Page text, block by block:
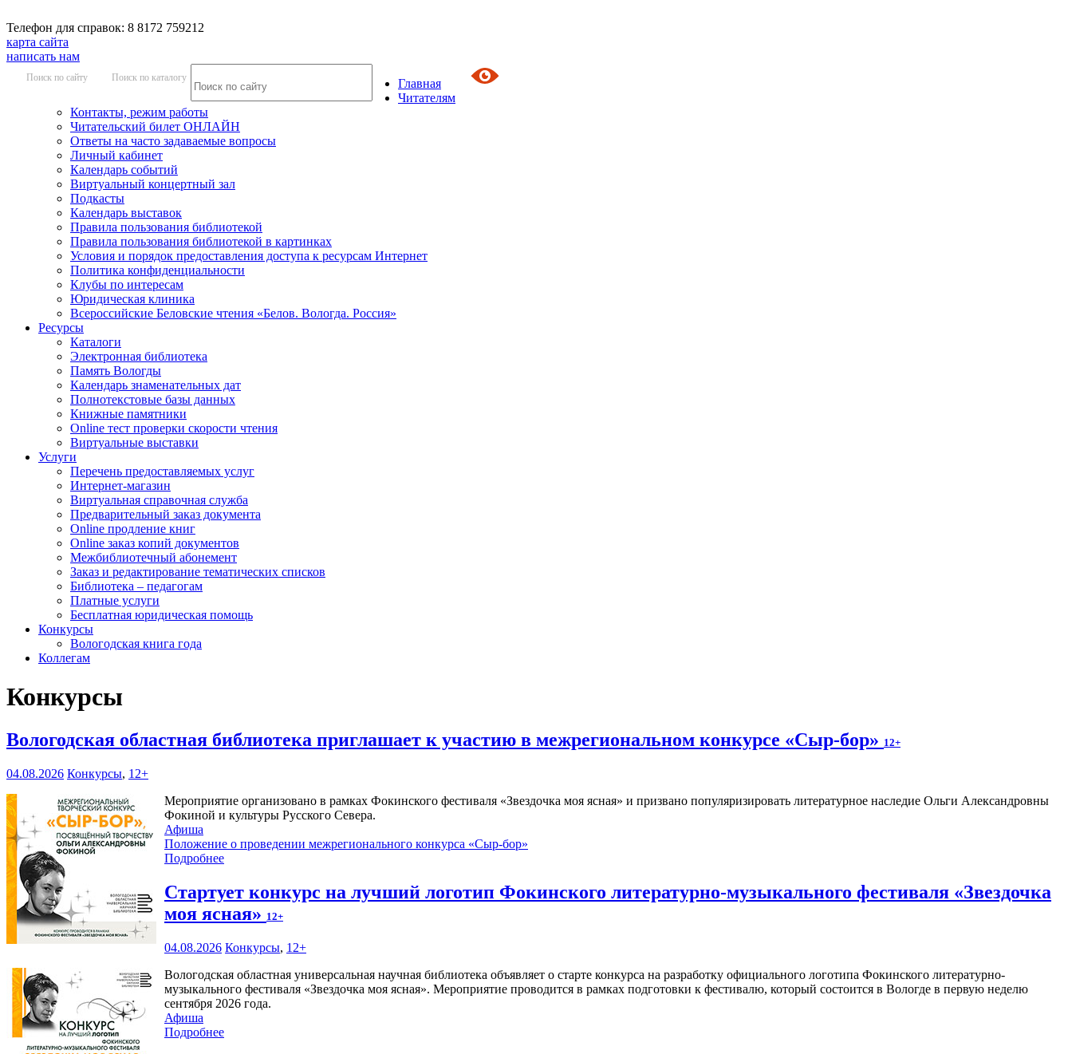
Телефон для справок: 8 8172 759212
карта сайта
написать нам
Поиск по сайту Поиск по каталогу
Главная
Читателям
Контакты, режим работы
Читательский билет ОНЛАЙН
Ответы на часто задаваемые вопросы
Личный кабинет
Календарь событий
Виртуальный концертный зал
Подкасты
Календарь выставок
Правила пользования библиотекой
Правила пользования библиотекой в картинках
Условия и порядок предоставления доступа к ресурсам Интернет
Политика конфиденциальности
Клубы по интересам
Юридическая клиника
Всероссийские Беловские чтения «Белов. Вологда. Россия»
Ресурсы
Каталоги
Электронная библиотека
Память Вологды
Календарь знаменательных дат
Полнотекстовые базы данных
Книжные памятники
Online тест проверки скорости чтения
Виртуальные выставки
Услуги
Перечень предоставляемых услуг
Интернет-магазин
Виртуальная справочная служба
Предварительный заказ документа
Online продление книг
Online заказ копий документов
Межбиблиотечный абонемент
Заказ и редактирование тематических списков
Библиотека – педагогам
Платные услуги
Бесплатная юридическая помощь
Конкурсы
Вологодская книга года
Коллегам
Конкурсы
Вологодская областная библиотека приглашает к участию в межрегиональном конкурсе «Сыр-бор» 12+
04.08.2026 Конкурсы, 12+
Мероприятие организовано в рамках Фокинского фестиваля «Звездочка моя ясная» и призвано популяризировать литературное наследие Ольги Александровны
Фокиной и культуры Русского Севера.
Афиша
Положение о проведении межрегионального конкурса «Сыр-бор»
Подробнее
Стартует конкурс на лучший логотип Фокинского литературно-музыкального фестиваля «Звездочка
моя ясная» 12+
04.08.2026 Конкурсы, 12+
Вологодская областная универсальная научная библиотека объявляет о старте конкурса на разработку официального логотипа Фокинского литературно-
музыкального фестиваля «Звездочка моя ясная». Мероприятие проводится в рамках подготовки к фестивалю, который состоится в Вологде в первую неделю
сентября 2026 года.
Афиша
Подробнее